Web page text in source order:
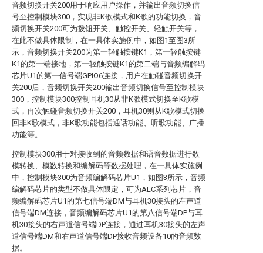
音频切换开关200用于响应用户操作，并输出音频切换信
号至控制模块300，实现非K歌模式和K歌的功能切换，音
频切换开关200可为拨钮开关、触控开关、轻触开关等，
在此不做具体限制，在一具体实施例中，如图1至图3所
示，音频切换开关200为第一轻触按键K1，第一轻触按键
K1的第一端接地，第一轻触按键K1的第二端与音频编解码
芯片U1的第一信号端GPIO6连接，用户在触碰音频切换开
关200后，音频切换开关200输出音频切换信号至控制模块
300，控制模块300控制耳机30从非K歌模式切换至K歌模
式，再次触碰音频切换开关200，耳机30则从K歌模式切换
回非K歌模式，非K歌功能包括通话功能、听歌功能、广播
功能等。
控制模块300用于对接收到的音频数据和语音数据进行数
模转换、模数转换和编解码等数据处理，在一具体实施例
中，控制模块300为音频编解码芯片U1，如图3所示，音频
编解码芯片的类型不做具体限定，可为ALC系列芯片，音
频编解码芯片U1的第七信号端DM与耳机30接头的左声道
信号端DM连接，音频编解码芯片U1的第八信号端DP与耳
机30接头的右声道信号端DP连接，通过耳机30接头的左声
道信号端DM和右声道信号端DP接收音频设备10的音频数
据。